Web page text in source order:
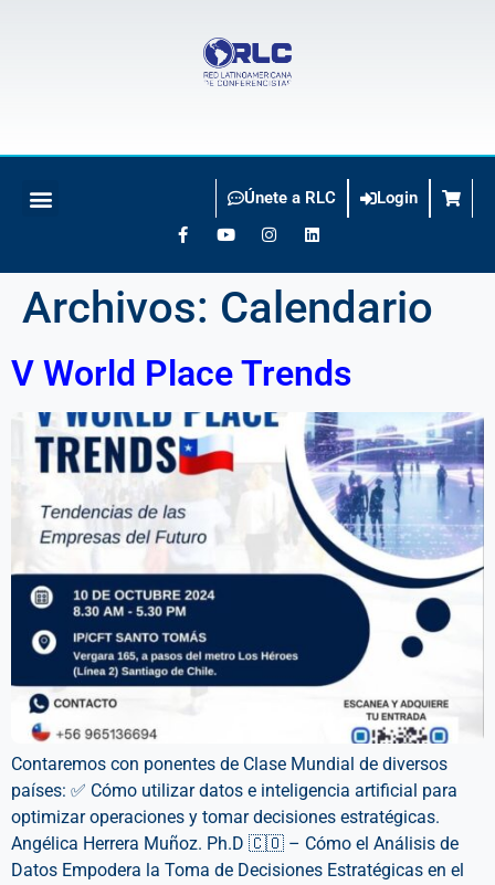
Únete a RLC Login
Archivos: Calendario
V World Place Trends
Contaremos con ponentes de Clase Mundial de diversos
países: ✅ Cómo utilizar datos e inteligencia artificial para
optimizar operaciones y tomar decisiones estratégicas.
Angélica Herrera Muñoz. Ph.D 🇨🇴 – Cómo el Análisis de
Datos Empodera la Toma de Decisiones Estratégicas en el